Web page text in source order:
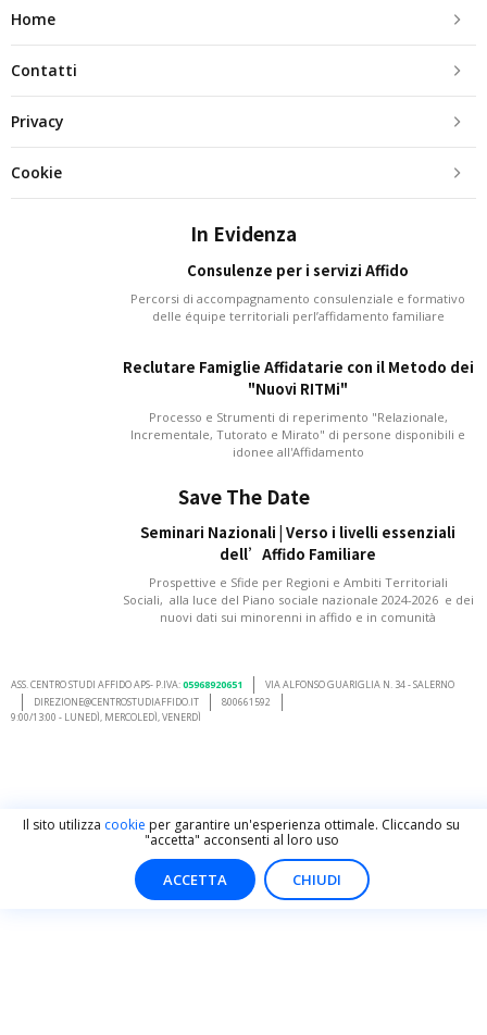
Home
Contatti
Privacy
Cookie
In Evidenza
Consulenze per i servizi Affido
Percorsi di accompagnamento consulenziale e formativo
delle équipe territoriali perl’affidamento familiare
Reclutare Famiglie Affidatarie con il Metodo dei
"Nuovi RITMi"
Processo e Strumenti di reperimento "Relazionale,
Incrementale, Tutorato e Mirato" di persone disponibili e
idonee all'Affidamento
Save The Date
Seminari Nazionali | Verso i livelli essenziali
dell’Affido Familiare
Prospettive e Sfide per Regioni e Ambiti Territoriali
Sociali, alla luce del Piano sociale nazionale 2024-2026 e dei
nuovi dati sui minorenni in affido e in comunità
ASS. CENTRO STUDI AFFIDO APS- P.IVA:05968920651
VIA ALFONSO GUARIGLIA N. 34 - SALERNO
DIREZIONE@CENTROSTUDIAFFIDO.IT
800661592
9:00/13:00 - LUNEDÌ, MERCOLEDÌ, VENERDÌ
Il sito utilizza cookie per garantire un'esperienza ottimale. Cliccando su
"accetta" acconsenti al loro uso
ACCETTA CHIUDI